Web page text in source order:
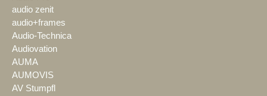
audio zenit
audio+frames
Audio-Technica
Audiovation
AUMA
AUMOVIS
AV Stumpfl